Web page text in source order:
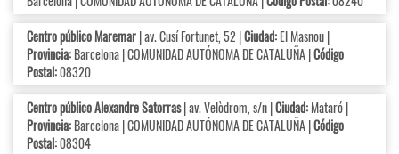
Centro público Maremar| av. Cusí Fortunet, 52 |Ciudad:El Masnou |
Provincia:Barcelona | COMUNIDAD AUTÓNOMA DE CATALUÑA |Código
Postal:08320
Centro público Alexandre Satorras| av. Velòdrom, s/n |Ciudad:Mataró |
Provincia:Barcelona | COMUNIDAD AUTÓNOMA DE CATALUÑA |Código
Postal:08304